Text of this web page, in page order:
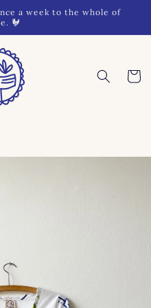
a week to the whole of
🐓
Cart